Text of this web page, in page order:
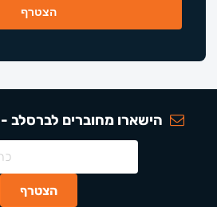
הישארו מחוברים לברסלב